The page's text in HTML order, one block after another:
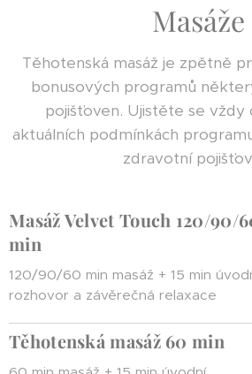
Masáže
Těhotenská masáž je zpětně
bonusových programů
pojišťoven. Ujistěte se
aktuálních podmínkách
zdravotní
Masáž Velvet Touch 120/90/
min
120/90/60 min masáž + 15 min
rozhovor a závěrečná relaxace
Těhotenská masáž 60 min